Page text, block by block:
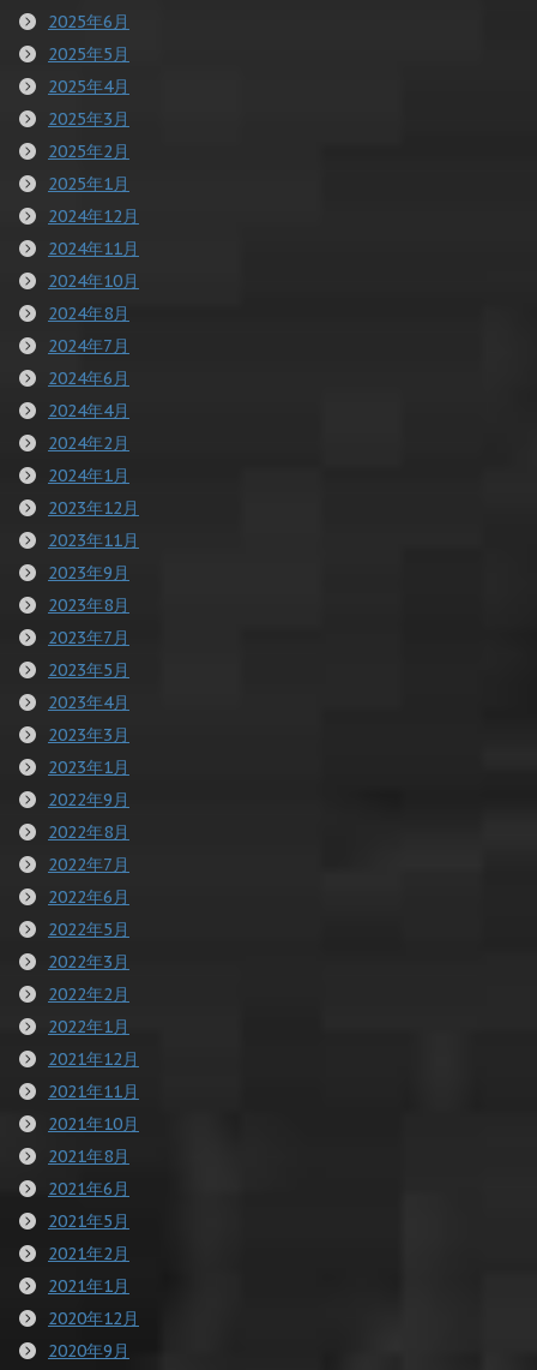
2025年6月
2025年5月
2025年4月
2025年3月
2025年2月
2025年1月
2024年12月
2024年11月
2024年10月
2024年8月
2024年7月
2024年6月
2024年4月
2024年2月
2024年1月
2023年12月
2023年11月
2023年9月
2023年8月
2023年7月
2023年5月
2023年4月
2023年3月
2023年1月
2022年9月
2022年8月
2022年7月
2022年6月
2022年5月
2022年3月
2022年2月
2022年1月
2021年12月
2021年11月
2021年10月
2021年8月
2021年6月
2021年5月
2021年2月
2021年1月
2020年12月
2020年9月